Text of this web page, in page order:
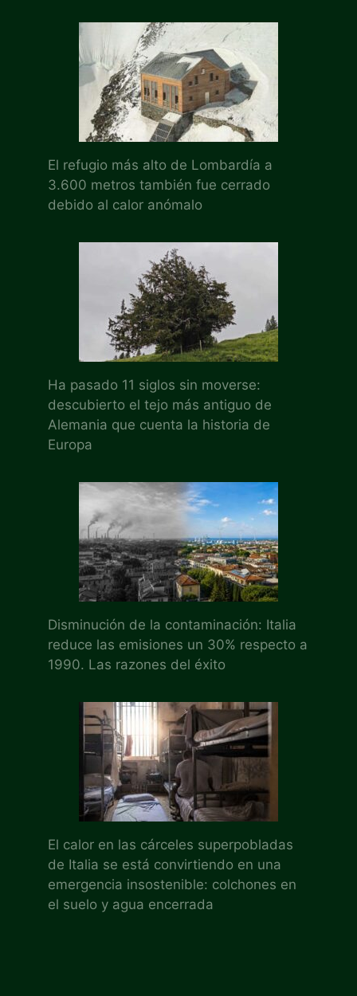
El refugio más alto de Lombardía a
3.600 metros también fue cerrado
debido al calor anómalo
Ha pasado 11 siglos sin moverse:
descubierto el tejo más antiguo de
Alemania que cuenta la historia de
Europa
Disminución de la contaminación: Italia
reduce las emisiones un 30% respecto a
1990. Las razones del éxito
El calor en las cárceles superpobladas
de Italia se está convirtiendo en una
emergencia insostenible: colchones en
el suelo y agua encerrada